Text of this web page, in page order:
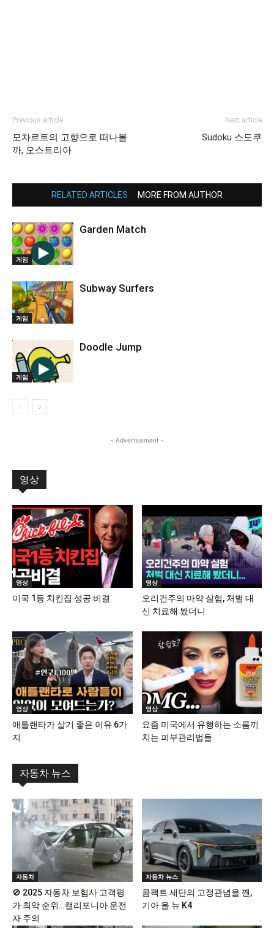
Previous article
모차르트의 고향으로 떠나볼
까, 오스트리아
Next article
Sudoku 스도쿠
RELATED ARTICLES MORE FROM AUTHOR
게임
Garden Match
게임
Subway Surfers
게임
Doodle Jump
- Advertisement -
영상
영상
미국 1등 치킨집 성공 비결
영상
오리건주의 마약 실험, 처벌 대
신 치료해 봤더니
영상
애틀랜타가 살기 좋은 이유 6가
지
영상
요즘 미국에서 유행하는 소름끼
치는 피부관리법들
자동차 뉴스
자동차
🚫 2025 자동차 보험사 고객평
가 최악 순위…캘리포니아 운전
자 주의
자동차 뉴스
콤팩트 세단의 고정관념을 깬,
기아 올 뉴 K4